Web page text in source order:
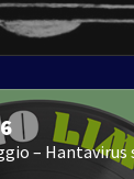
– Hantavirus